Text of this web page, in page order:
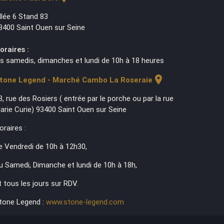
6 Stand 83
Saint Ouen sur Seine
:
samedis, dimanches et lundi de 10h à 18 heures
Legend - Marché Cambo La Roseraie location_on
rue des Rosiers ( entrée par le porche ou par la rue
Curie) 93400 Saint Ouen sur Seine
:
Vendredi de 10h à 12h30,
Samedi, Dimanche et lundi de 10h à 18h,
tous les jours sur RDV.
Legend : www.stone-legend.com